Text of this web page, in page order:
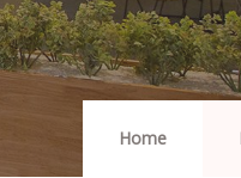
Home